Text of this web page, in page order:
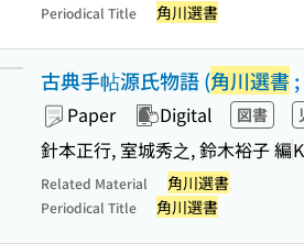
Periodical Title 角川選書
古典手帖源氏物語 (角川選書
Paper Digital 図書
針本正行, 室城秀之, 鈴木裕子 編
Related Material 角川選書
Periodical Title 角川選書